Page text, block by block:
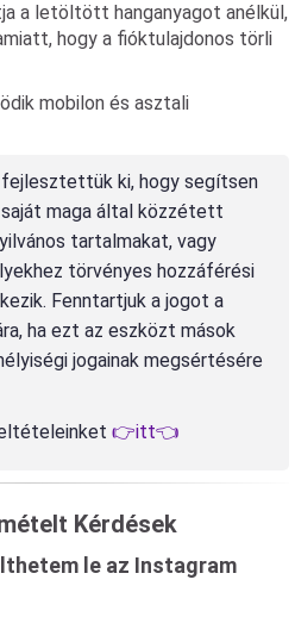
a letöltött hanganyagot anélkül,
hogy a fióktulajdonos törli
mobilon és asztali
ki, hogy segítsen
maga által közzétett
tartalmakat, vagy
törvényes hozzáférési
Fenntartjuk a jogot a
ha ezt az eszközt mások
jogainak megsértésére
👉itt👈
Kérdések
le az Instagram